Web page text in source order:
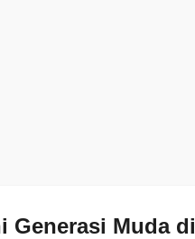
Generasi Muda di